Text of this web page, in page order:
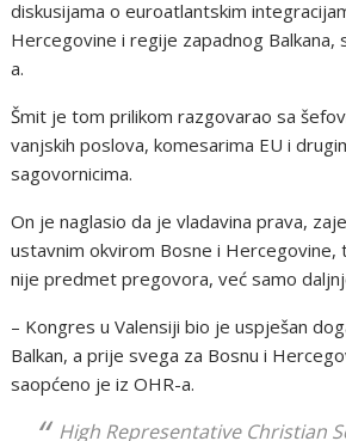
diskusijama o euroatlantskim
Hercegovine i regije zapadnog Balkana,
a.
Šmit je tom prilikom razgovarao sa
vanjskih poslova, komesarima EU i
sagovornicima.
On je naglasio da je vladavina prava,
ustavnim okvirom Bosne i Hercegovine,
nije predmet pregovora, već samo
– Kongres u Valensiji bio je uspješan
Balkan, a prije svega za Bosnu i
saopćeno je iz OHR-a.
High Representative Christian